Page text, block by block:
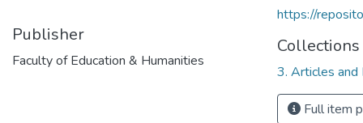
Publisher
Faculty of Education & Humanities
https://
Collections
3. Articles and
Full item